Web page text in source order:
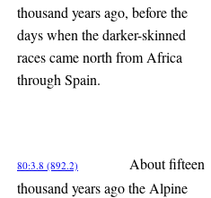
thousand years ago, before the
days when the darker-skinned
races came north from Africa
through Spain.
80:3.8 (892.2)
About fifteen
thousand years ago the Alpine